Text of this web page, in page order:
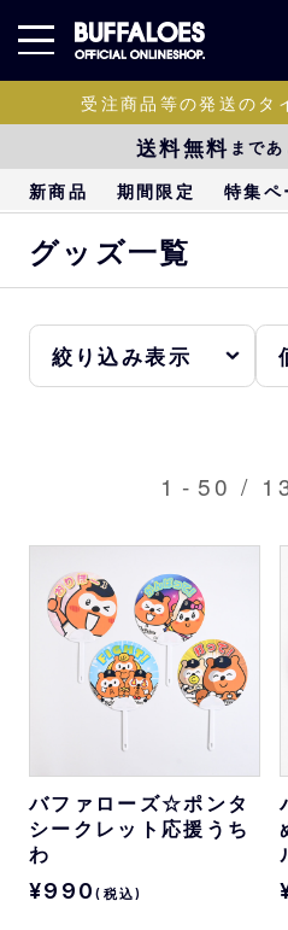
受注商品等の発送のタ
送料無料 まであ
新商品 期間限定 特集ペ
グッズ一覧
1 - 50 /
バファローズ☆ポンタ
シークレット応援うち
わ
¥990(税込)